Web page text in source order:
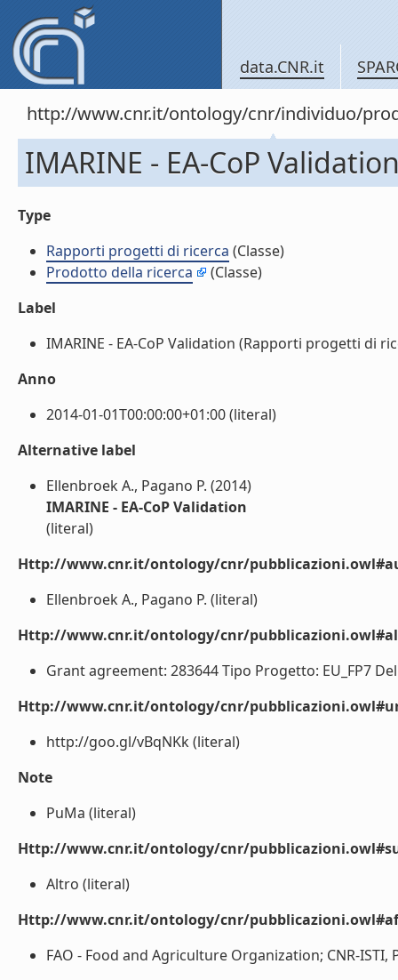
data.CNR.it
http://www.cnr.it/ontology/cnr/individuo/
IMARINE - EA-CoP
Type
Rapporti progetti di ricerca (Classe)
Prodotto della ricerca
(Classe)
Label
IMARINE - EA-CoP Validation (Rapporti progetti di
Anno
2014-01-01T00:00:00+01:00 (literal)
Alternative label
Ellenbroek A., Pagano P. (2014)
IMARINE - EA-CoP Validation
(literal)
Http://www.cnr.it/ontology/cnr/
Ellenbroek A., Pagano P. (literal)
Http://www.cnr.it/ontology/cnr/
Grant agreement: 283644 Tipo Progetto: EU_FP7
Http://www.cnr.it/ontology/cnr/
http://goo.gl/vBqNKk (literal)
Note
PuMa (literal)
Http://www.cnr.it/ontology/cnr/
Altro (literal)
Http://www.cnr.it/ontology/cnr/
FAO - Food and Agriculture Organization; CNR-ISTI,